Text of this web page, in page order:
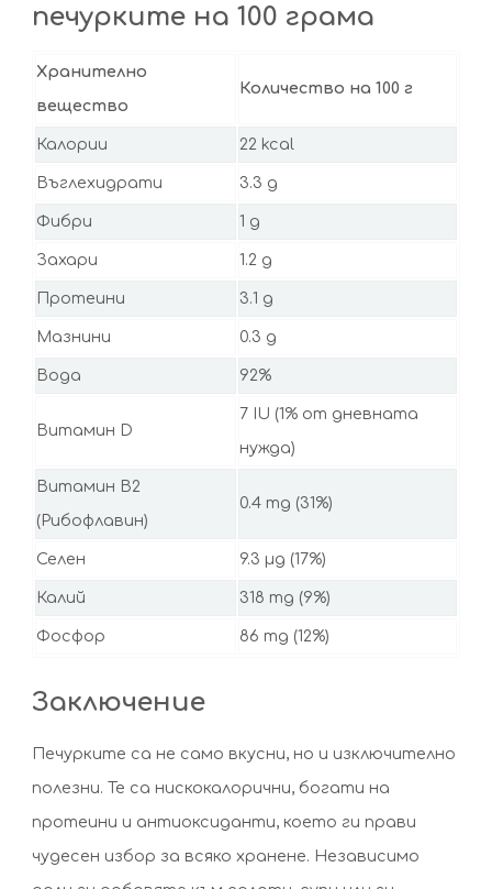
печурките на 100 грама
Хранително
вещество
Количество на 100 г
Калории 22 kcal
Въглехидрати 3.3 g
Фибри 1 g
Захари 1.2 g
Протеини 3.1 g
Мазнини 0.3 g
Вода 92%
Витамин D
7 IU (1% от дневната
нужда)
Витамин B2
(Рибофлавин)
0.4 mg (31%)
Селен 9.3 µg (17%)
Калий 318 mg (9%)
Фосфор 86 mg (12%)
Заключение
Печурките са не само вкусни, но и изключително
полезни. Те са нискокалорични, богати на
протеини и антиоксиданти, което ги прави
чудесен избор за всяко хранене. Независимо